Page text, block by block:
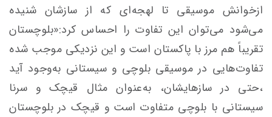
ازخوانش موسیقی تا لهجه‌ای که از سازشان شنیده
می‌شود می‌توان این تفاوت را احساس کرد:«بلوچستان
تقریباً هم مرز با پاکستان است و این نزدیکی موجب شده
تفاوت‌هایی در موسیقی بلوچی و سیستانی به‌وجود آید
،حتی در سازهایشان، به‌عنوان مثال قیچک و سرنا
سیستانی با بلوچی متفاوت است و قیچک در بلوچستان